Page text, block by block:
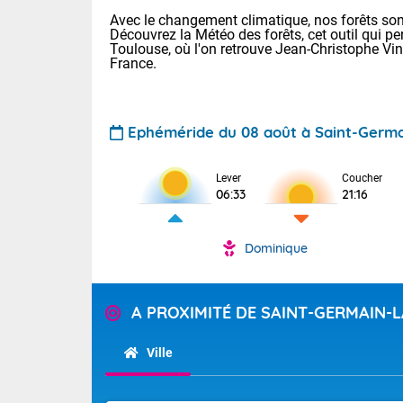
Avec le changement climatique, nos forêts
Découvrez la Météo des forêts, cet outil qui
Toulouse, où l'on retrouve Jean-Christophe
France.
Ephéméride du 08 août à Saint-
Lever
06:33
Coucher
21:16
Dominique
A PROXIMITÉ DE SAINT-GERMAIN-
Ville
Voici les
29/16 Paris :
Clermont-Fd
Limoges :
Lille : 28/15
Temps